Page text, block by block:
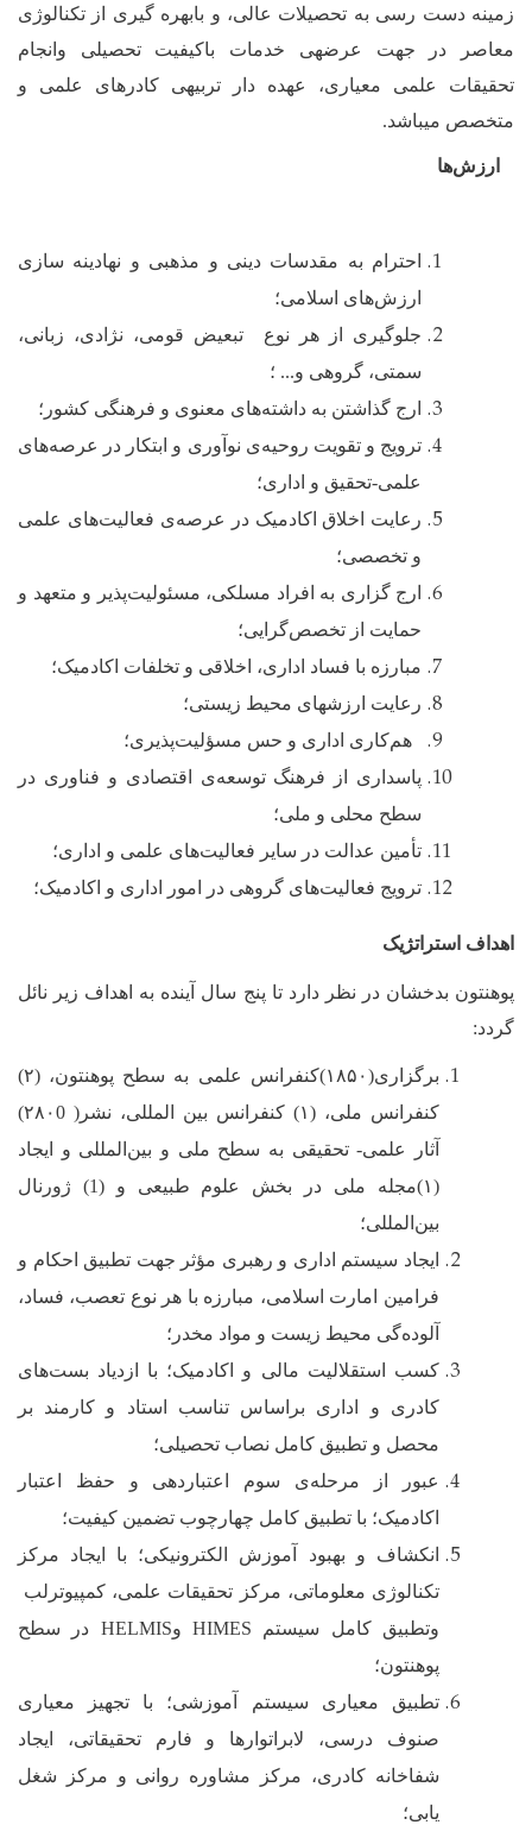
زمینه دست رسی به تحصیلات عالی، و بابهره گیری از تکنالوژی
معاصر در جهت عرضه­ی خدمات باکیفیت تحصیلی وانجام
تحقیقات علمی معیاری، عهده دار تربیه­ی کادرهای علمی و
متخصص می­باشد.
ارزش‌ها
احترام به مقدسات دینی و مذهبی و نهادینه سازی
ارزش‌های اسلامی؛
جلوگیری از هر نوع تبعیض قومی، نژادی، زبانی،
سمتی، گروهی و... ؛
ارج گذاشتن به داشته‌های معنوی و فرهنگی کشور ؛
ترویج و تقویت روحیه‌ی نوآوری و ابتکار در عرصه‌های
علمی-تحقیق و اداری؛
رعایت اخلاق اکادمیک در عرصه‌ی فعالیت‌های علمی
و تخصصی؛
ارج گزاری به افراد مسلکی، مسئولیت‌پذیر و متعهد و
حمایت از تخصص‌گرایی؛
مبارزه با فساد اداری، اخلاقی و تخلفات اکادمیک؛
رعایت ارزشهای محیط زیستی؛
هم‌کاری اداری و حس مسؤلیت‌پذیری؛
پاسداری از فرهنگ توسعه‌ی اقتصادی و فناوری در
سطح محلی و ملی؛
تأمین عدالت در سایر فعالیت‌های علمی و اداری؛
ترویج فعالیت‌های گروهی در امور اداری و اکادمیک؛
اهداف استراتژیک
پوهنتون بدخشان در نظر دارد تا پنج سال آینده به اهداف زیر نائل
گردد:
برگزاری(۱۸۵۰)کنفرانس علمی به سطح پوهنتون، (۲)
کنفرانس ملی، (۱) کنفرانس بین المللی، نشر( ۲۸۰0)
آثار علمی- تحقیقی به سطح ملی و بین‌المللی و ایجاد
(۱)مجله ملی در بخش علوم طبیعی و (1) ژورنال
بین‌المللی؛
ایجاد سیستم اداری و رهبری مؤثر جهت تطبیق احکام و
فرامین امارت اسلامی، مبارزه با هر نوع تعصب، فساد،
آلوده‌گی محیط زیست و مواد مخدر؛
کسب استقلالیت مالی و اکادمیک؛ با ازدیاد بست‌های
کادری و اداری براساس تناسب استاد و کارمند بر
محصل و تطبیق کامل نصاب تحصیلی؛
عبور از مرحله‌ی سوم اعتباردهی و حفظ اعتبار
اکادمیک؛ با تطبیق کامل چهارچوب تضمین کیفیت؛
انکشاف و بهبود آموزش الکترونیکی؛ با ایجاد مرکز
تکنالوژی معلوماتی، مرکز تحقیقات علمی، کمپیوترلب
وتطبیق کامل سیستم HIMES وHELMIS در سطح
پوهنتون؛
تطبیق معیاری سیستم آموزشی؛ با تجهیز معیاری
صنوف درسی، لابراتوارها و فارم تحقیقاتی، ایجاد
شفاخانه کادری، مرکز مشاوره روانی و مرکز شغل
یابی؛